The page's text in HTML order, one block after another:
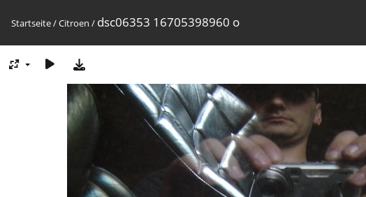
Startseite/Citroen / dsc06353 16705398960 o